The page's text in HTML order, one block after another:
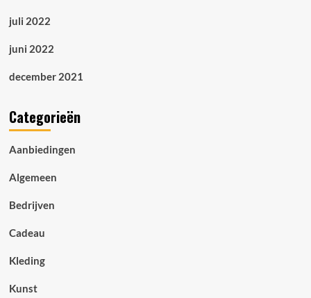
juli 2022
juni 2022
december 2021
Categorieën
Aanbiedingen
Algemeen
Bedrijven
Cadeau
Kleding
Kunst